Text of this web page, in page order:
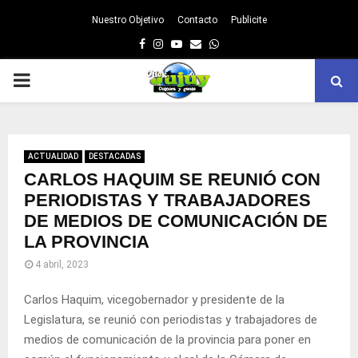
Nuestro Objetivo Contacto Publicite
Facebook
Instagram
Youtube
EmailWhatsapp
PRIMARY
ACTUALIDAD DESTACADAS
CARLOS HAQUIM SE REUNIÓ CON
PERIODISTAS Y TRABAJADORES
DE MEDIOS DE COMUNICACIÓN DE
LA PROVINCIA
4 abril, 2023
Carlos Haquim, vicegobernador y presidente de la
Legislatura, se reunió con periodistas y trabajadores de
medios de comunicación de la provincia para poner en